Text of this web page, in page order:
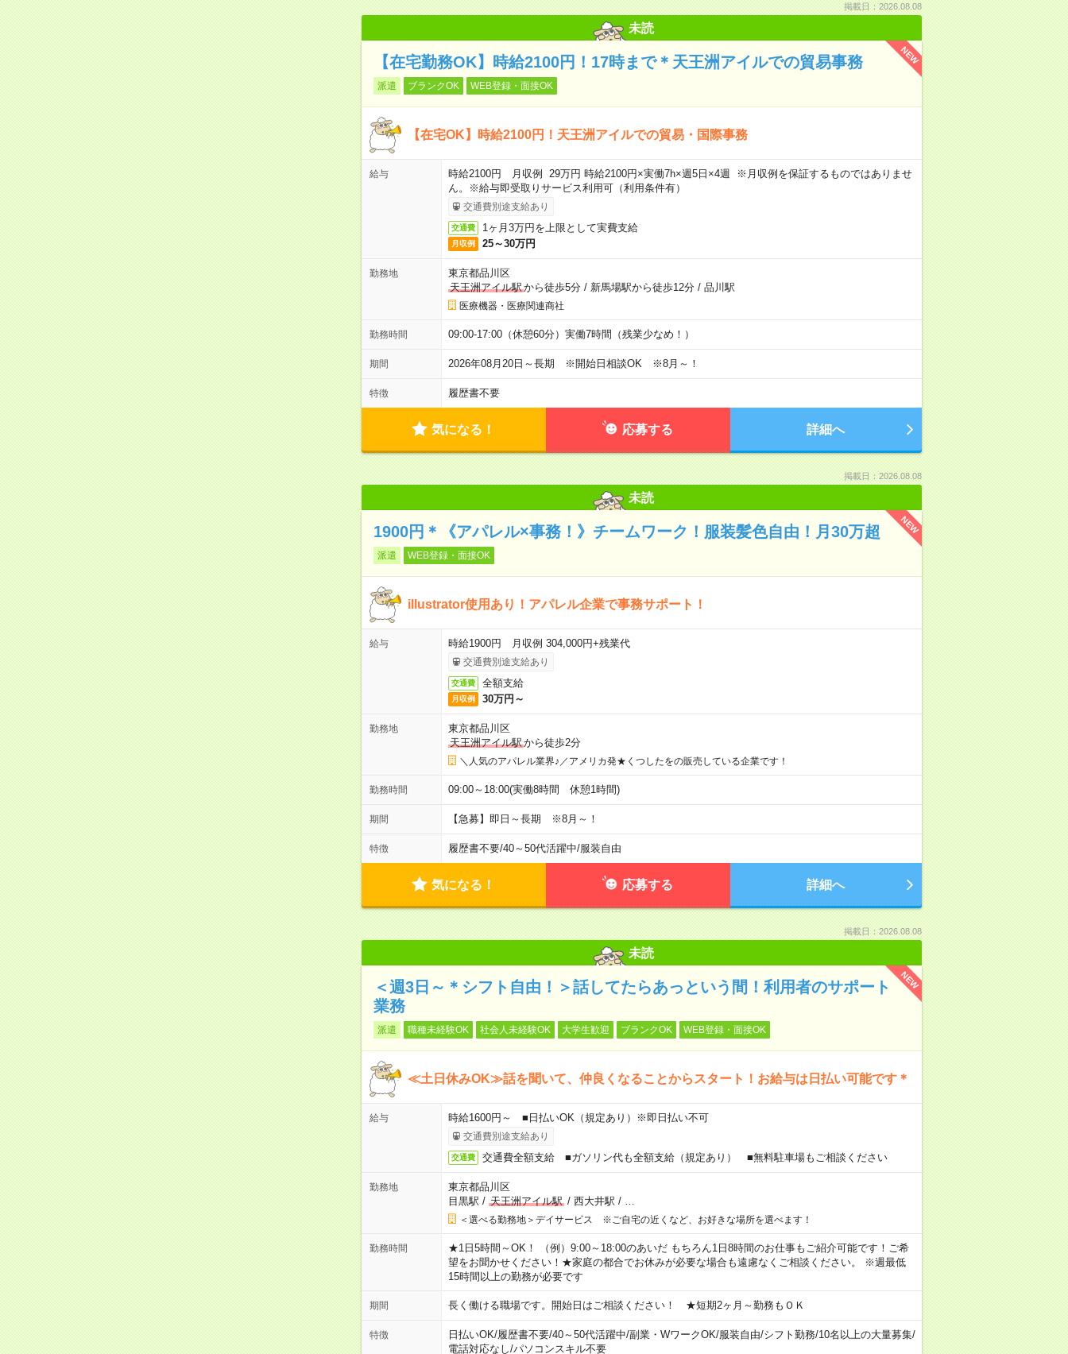
掲載日：2026.08.08
未読
NEW
【在宅勤務OK】時給2100円！17時まで＊天王洲アイルでの貿易事務
派遣 ブランクOK WEB登録・面接OK
【在宅OK】時給2100円！天王洲アイルでの貿易・国際事務
給与
時給2100円 月収例 29万円 時給2100円×実働7h×週5日×4週 ※月収例を保証するものではありませ
ん。※給与即受取りサービス利用可（利用条件有）
交通費別途支給あり
交通費 1ヶ月3万円を上限として実費支給
月収例 25～30万円
勤務地
東京都品川区
天王洲アイル駅から徒歩5分/ 新馬場駅から徒歩12分/ 品川駅
医療機器・医療関連商社
勤務時間 09:00-17:00（休憩60分）実働7時間（残業少なめ！）
期間 2026年08月20日～長期 ※開始日相談OK ※8月～！
特徴 履歴書不要
気になる！ 応募する 詳細へ
掲載日：2026.08.08
未読
NEW
1900円＊《アパレル×事務！》チームワーク！服装髪色自由！月30万超
派遣 WEB登録・面接OK
illustrator使用あり！アパレル企業で事務サポート！
給与 時給1900円 月収例 304,000円+残業代
交通費別途支給あり
交通費 全額支給
月収例 30万円～
勤務地
東京都品川区
天王洲アイル駅から徒歩2分
＼人気のアパレル業界♪／アメリカ発★くつしたをの販売している企業です！
勤務時間 09:00～18:00(実働8時間 休憩1時間)
期間 【急募】即日～長期 ※8月～！
特徴 履歴書不要/40～50代活躍中/服装自由
気になる！ 応募する 詳細へ
掲載日：2026.08.08
未読
NEW
＜週3日～＊シフト自由！＞話してたらあっという間！利用者のサポート
業務
派遣 職種未経験OK 社会人未経験OK 大学生歓迎 ブランクOK WEB登録・面接OK
≪土日休みOK≫話を聞いて、仲良くなることからスタート！お給与は日払い可能です＊
給与 時給1600円～ ■日払いOK（規定あり）※即日払い不可
交通費別途支給あり
交通費 交通費全額支給 ■ガソリン代も全額支給（規定あり） ■無料駐車場もご相談ください
勤務地
東京都品川区
目黒駅 / 天王洲アイル駅/ 西大井駅 /
＜選べる勤務地＞デイサービス ※ご自宅の近くなど、お好きな場所を選べます！
勤務時間
★1日5時間～OK！ （例）9:00～18:00のあいだ もちろん1日8時間のお仕事もご紹介可能です！ご希
望をお聞かせください！★家庭の都合でお休みが必要な場合も遠慮なくご相談ください。 ※週最低
15時間以上の勤務が必要です
期間 長く働ける職場です。開始日はご相談ください！ ★短期2ヶ月～勤務もＯＫ
特徴 日払いOK/履歴書不要/40～50代活躍中/副業・WワークOK/服装自由/シフト勤務/10名以上の大量募集/
電話対応なし/パソコンスキル不要